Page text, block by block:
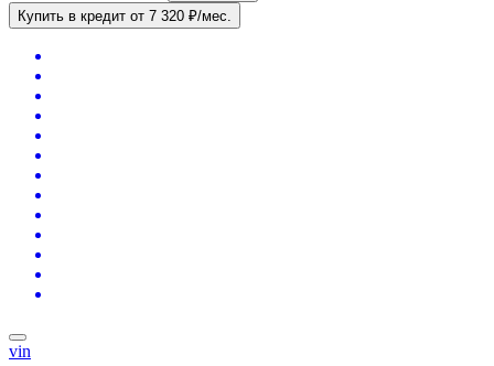
Купить в кредит от 7 320 ₽/мес.
vin